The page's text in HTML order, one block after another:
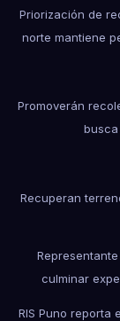
Priorización de
norte mantiene
Promoverán
Recuperan
culminar
RIS Puno reporta